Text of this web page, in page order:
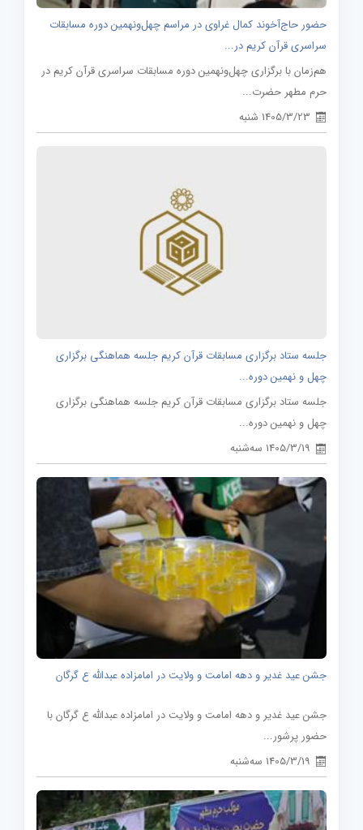
حضور حاج‌آخوند کمال غراوی در مراسم چهل‌ونهمین دوره مسابقات
سراسری قرآن کریم در...
هم‌زمان با برگزاری چهل‌ونهمین دوره مسابقات سراسری قرآن کریم در
حرم مطهر حضرت...
1405/3/23 شنبه
جلسه ستاد برگزاری مسابقات قرآن کریم جلسه هماهنگی برگزاری
چهل و نهمین دوره...
جلسه ستاد برگزاری مسابقات قرآن کریم جلسه هماهنگی برگزاری
چهل و نهمین دوره...
1405/3/19 سه‌شنبه
جشن عید غدیر و دهه امامت و ولایت در امامزاده عبدالله ع گرگان
جشن عید غدیر و دهه امامت و ولایت در امامزاده عبدالله ع گرگان با
حضور پرشور...
1405/3/19 سه‌شنبه